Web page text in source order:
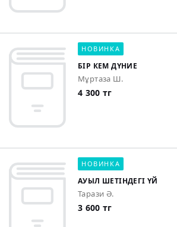
НОВИНКА
БІР КЕМ ДҮНИЕ
Мұртаза Ш.
4 300 тг
НОВИНКА
АУЫЛ ШЕТІНДЕГІ ҮЙ
Тарази Ә.
3 600 тг